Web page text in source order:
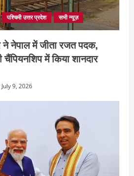
पश्चिमी उत्तर प्रदेश सभी न्यूज़
ने नेपाल में जीता रजत पदक,
में किया शानदार
July 9, 2026